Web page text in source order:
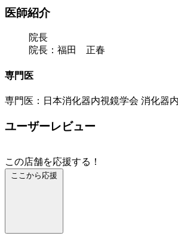
医師紹介
院長
院長：福田 正春
専門医
専門医：日本消化器内視鏡学会 消化器
ユーザーレビュー
この店舗を応援する！
ここから応援